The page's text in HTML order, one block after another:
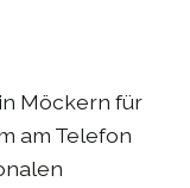
Möckern für
am Telefon